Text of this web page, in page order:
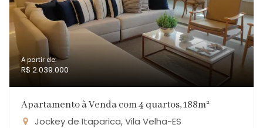
A partir de:
R$ 2.039.000
Apartamento à Venda com 4 quartos, 188m²
Jockey de Itaparica, Vila Velha-ES